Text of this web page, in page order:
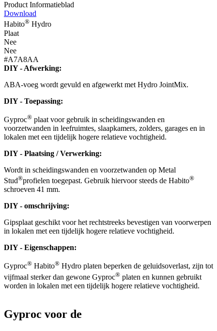
Product Informatieblad
Download
Habito® Hydro
Plaat
Nee
Nee
#A7A8AA
DIY - Afwerking:
ABA-voeg wordt gevuld en afgewerkt met Hydro JointMix.
DIY - Toepassing:
Gyproc® plaat voor gebruik in scheidingswanden en
voorzetwanden in leefruimtes, slaapkamers, zolders, garages en in
lokalen met een tijdelijk hogere relatieve vochtigheid.
DIY - Plaatsing / Verwerking:
Wordt in scheidingswanden en voorzetwanden op Metal
Stud®profielen toegepast. Gebruik hiervoor steeds de Habito®
schroeven 41 mm.
DIY - omschrijving:
Gipsplaat geschikt voor het rechtstreeks bevestigen van voorwerpen
in lokalen met een tijdelijk hogere relatieve vochtigheid.
DIY - Eigenschappen:
Gyproc® Habito® Hydro platen beperken de geluidsoverlast, zijn tot
vijfmaal sterker dan gewone Gyproc® platen en kunnen gebruikt
worden in lokalen met een tijdelijk hogere relatieve vochtigheid.
Gyproc voor de